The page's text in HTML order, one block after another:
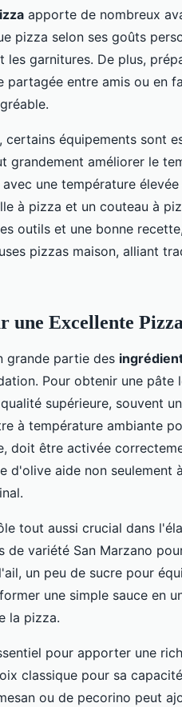
apporte de nombreux
pizza selon ses goûts
garnitures. De plus,
entre amis ou en
certains équipements sont
grandement améliorer le
une température
à pizza et un couteau à
outils et une bonne
pizzas maison, alliant
une Excellente Pizza
grande partie des
Pour obtenir une pâte
supérieure, souvent
à température ambiante
doit être activée
d'olive aide non seulement
tout aussi crucial dans
de variété San Marzano
un peu de sucre pour
une simple sauce en
la pizza.
pour apporter une
classique pour sa
ou de pecorino peut